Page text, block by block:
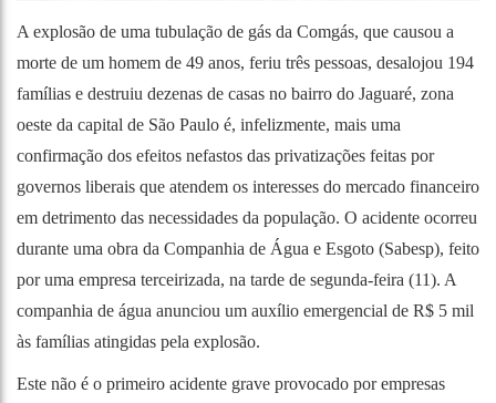
A explosão de uma tubulação de gás da Comgás, que causou a
morte de um homem de 49 anos, feriu três pessoas, desalojou 194
famílias e destruiu dezenas de casas no bairro do Jaguaré, zona
oeste da capital de São Paulo é, infelizmente, mais uma
confirmação dos efeitos nefastos das privatizações feitas por
governos liberais que atendem os interesses do mercado financeiro
em detrimento das necessidades da população. O acidente ocorreu
durante uma obra da Companhia de Água e Esgoto (Sabesp), feito
por uma empresa terceirizada, na tarde de segunda-feira (11). A
companhia de água anunciou um auxílio emergencial de R$ 5 mil
às famílias atingidas pela explosão.
Este não é o primeiro acidente grave provocado por empresas